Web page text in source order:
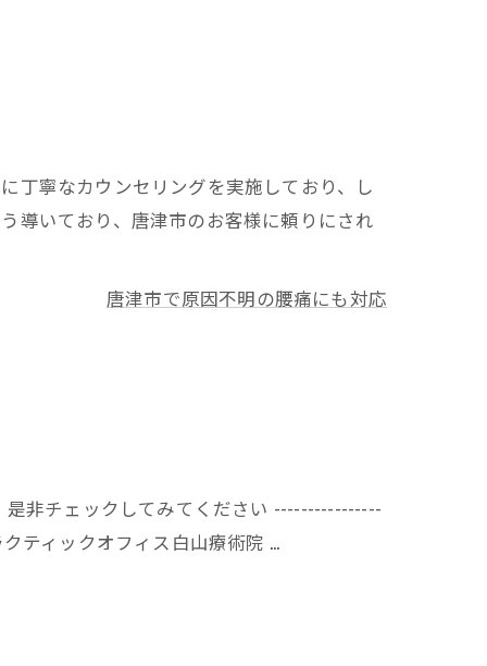
丁寧なカウンセリングを実施しており、し
導いており、唐津市のお客様に頼りにされ
唐津市で原因不明の腰痛にも対応
非チェックしてみてください ----------------
ティックオフィス白山療術院 …